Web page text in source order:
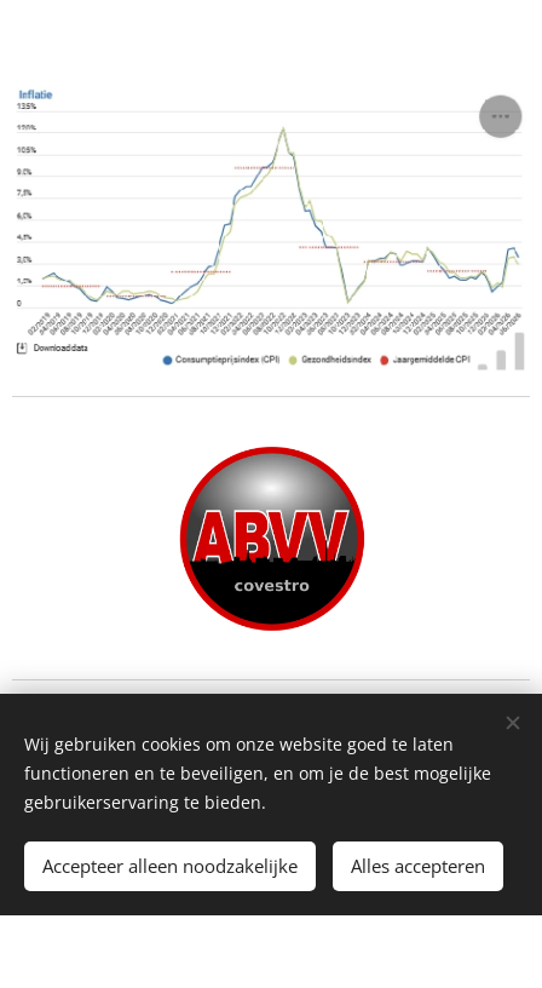
© 2018 ROODOOR. All rights served and reserved.
Powered byWebnode Cookies
Wij gebruiken cookies om onze website goed te laten
functioneren en te beveiligen, en om je de best mogelijke
gebruikerservaring te bieden.
Accepteer alleen noodzakelijke Alles accepteren